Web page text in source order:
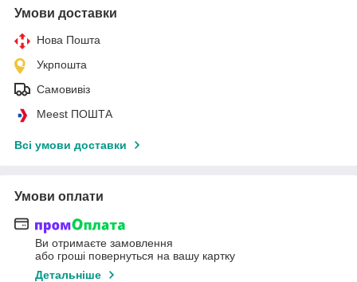
Умови доставки
Нова Пошта
Укрпошта
Самовивіз
Meest ПОШТА
Всі умови доставки
Умови оплати
Ви отримаєте замовлення
або гроші повернуться на вашу картку
Детальніше